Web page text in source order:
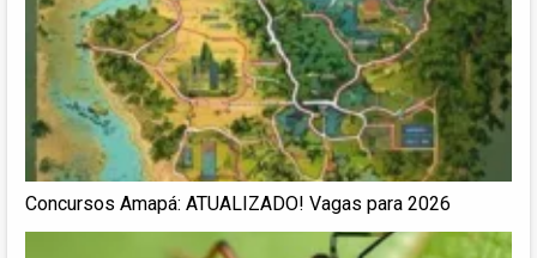
Concursos Amapá: ATUALIZADO! Vagas para 2026